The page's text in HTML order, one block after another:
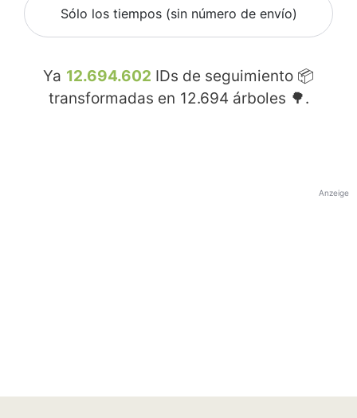
Sólo los tiempos (sin número de envío)
Ya 12.694.602 IDs de seguimiento 📦
transformadas en 12.694 árboles 🌳.
Anzeige